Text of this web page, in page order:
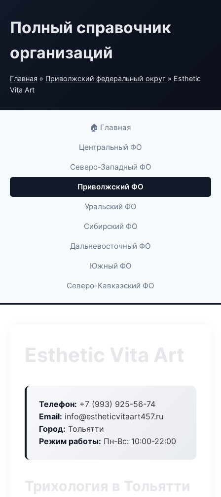
Полный справочник
организаций
Главная » Приволжский федеральный округ » Esthetic
Vita Art
🏠 Главная
Центральный ФО
Северо-Западный ФО
Приволжский ФО
Уральский ФО
Сибирский ФО
Дальневосточный ФО
Южный ФО
Северо-Кавказский ФО
Esthetic Vita Art
Телефон: +7 (993) 925-56-74
Email: info@estheticvitaart457.ru
Город: Тольятти
Режим работы: Пн-Вс: 10:00-22:00
Трихология в Тольятти